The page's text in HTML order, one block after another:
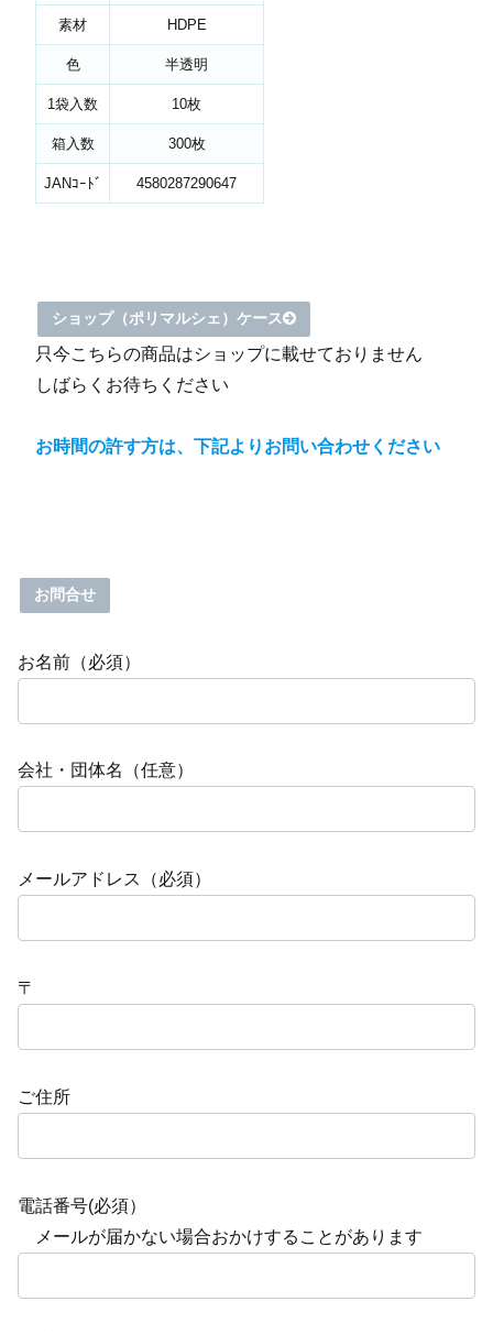
素材 HDPE
色 半透明
1袋入数 10枚
箱入数 300枚
JANｺｰﾄﾞ 4580287290647
ショップ（ポリマルシェ）ケース
只今こちらの商品はショップに載せておりません
しばらくお待ちください
お時間の許す方は、下記よりお問い合わせください
お問合せ
お名前（必須）
会社・団体名（任意）
メールアドレス（必須）
〒
ご住所
電話番号(必須）
メールが届かない場合おかけすることがあります